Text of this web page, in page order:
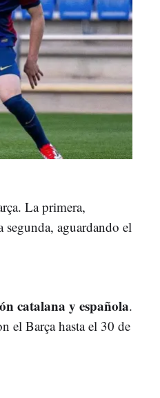
La primera,
aguardando el
catalana y española.
el Barça hasta el 30 de